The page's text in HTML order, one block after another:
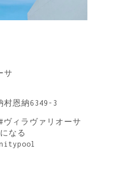
サ
村恩納6349-3
ィラヴァリオーサ
なる